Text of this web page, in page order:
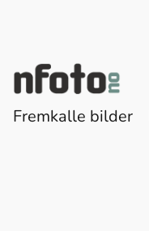
Fremkalle bilder